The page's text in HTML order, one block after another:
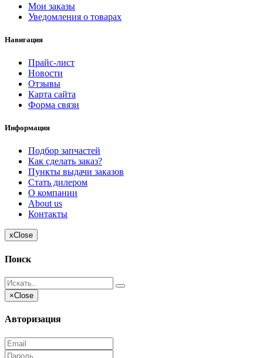
Мои заказы
Уведомления о товарах
Навигация
Прайс-лист
Новости
Отзывы
Карта сайта
Форма связи
Информация
Подбор запчастей
Как сделать заказ?
Пункты выдачи заказов
Стать дилером
О компании
About us
Контакты
xClose
Поиск
×Close
Авторизация